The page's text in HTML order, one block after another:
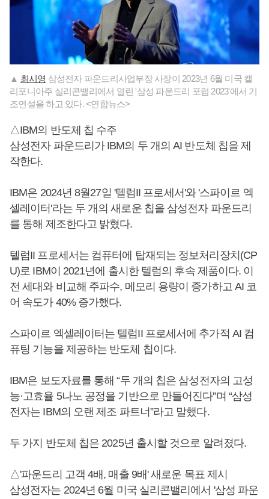
▲ 최시영 삼성전자 파운드리사업부장 사장이 2023년 6월 미국 캘
리포니아주 실리콘밸리에서 열린 '삼성 파운드리 포럼 2023'에서 기
조연설을 하고 있다. <연합뉴스>
△IBM의 반도체 칩 수주
삼성전자 파운드리가 IBM의 두 개의 AI 반도체 칩을 제
작한다.
IBM은 2024년 8월27일 '텔럼II 프로세서'와 '스파이르 엑
셀레이터'라는 두 개의 새로운 칩을 삼성전자 파운드리
를 통해 제조한다고 밝혔다.
텔럼II 프로세서는 컴퓨터에 탑재되는 정보처리장치(CP
U)로 IBM이 2021년에 출시한 텔럼의 후속 제품이다. 이
전 세대와 비교해 주파수, 메모리 용량이 증가하고 AI 코
어 속도가 40% 증가했다.
스파이르 엑셀레이터는 텔럼II 프로세서에 추가적 AI 컴
퓨팅 기능을 제공하는 반도체 칩이다.
IBM은 보도자료를 통해 “두 개의 칩은 삼성전자의 고성
능·고효율 5나노 공정을 기반으로 만들어진다”며 “삼성
전자는 IBM의 오랜 제조 파트너”라고 말했다.
두 가지 반도체 칩은 2025년 출시할 것으로 알려졌다.
△'파운드리 고객 4배, 매출 9배' 새로운 목표 제시
삼성전자는 2024년 6월 미국 실리콘밸리에서 '삼성 파운